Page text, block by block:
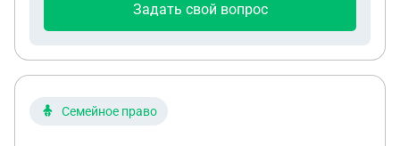
участвовал в жизни детей.И как мне в этой
Задать свой вопрос
Семейное право